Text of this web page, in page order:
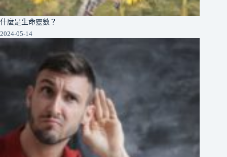
什麼是生命靈數？
2024-05-14